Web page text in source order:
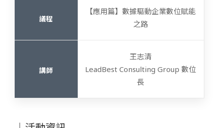
【應用篇】數據驅動企業數位賦能
之路
王志清
LeadBest Consulting Group 數位
長